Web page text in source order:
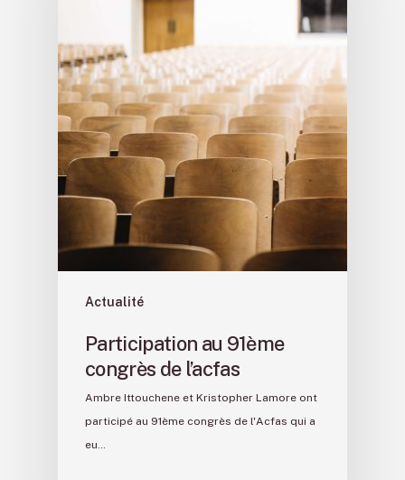
Actualité
Participation au 91ème
congrès de l’acfas
Ambre Ittouchene et Kristopher Lamore ont
participé au 91ème congrès de l'Acfas qui a
eu…